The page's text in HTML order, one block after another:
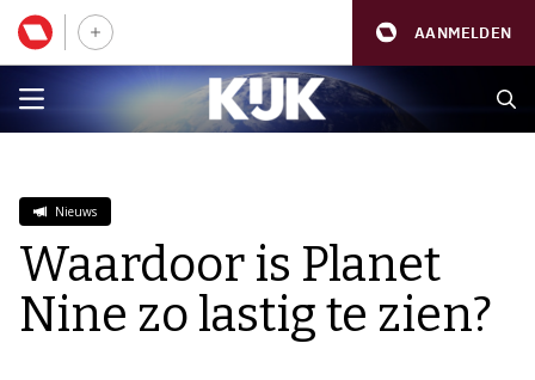
AANMELDEN
Nieuws
Waardoor is Planet
Nine zo lastig te zien?